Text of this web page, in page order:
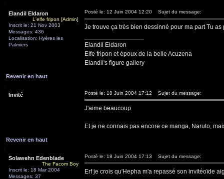
Elandil Eldaron
L'elfe fripon [Admin]
Inscrit le: 21 Nov 2003
Messages: 436
Localisation: Hyères les
Palmiers
Posté le: 12 Juin 2004 12:20 Sujet du message:
Je trouve ça très bien dessinné pour ma part Tu
Elandil Eldaron
Elfe fripon et époux de la belle Acuzena
Elandil's figure gallery
Revenir en haut
Invité Posté le: 18 Juin 2004 17:12 Sujet du message:
J'aime beaucoup
Et je ne connais pas encore ce manga, Naruto,
Revenir en haut
Solawehn Edenblade
The Facom Boy
Inscrit le: 18 Mar 2004
Messages: 37
Posté le: 18 Juin 2004 17:13 Sujet du message:
Erf je crois qu'Hepha m'a repassé son invitéoïde